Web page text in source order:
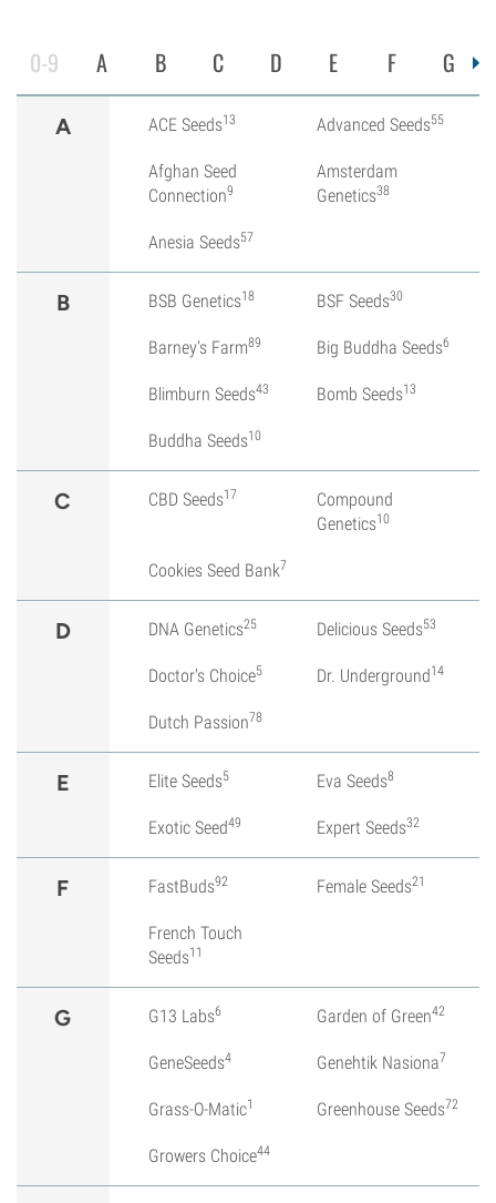
0-9 A B C D E F G
A ACE Seeds13 Advanced Seeds55
Afghan Seed
Connection9
Amsterdam
Genetics38
Anesia Seeds57
B BSB Genetics18 BSF Seeds30
Barney's Farm89 Big Buddha Seeds6
Blimburn Seeds43 Bomb Seeds13
Buddha Seeds10
C CBD Seeds17
Compound
Genetics10
Cookies Seed Bank7
D DNA Genetics25 Delicious Seeds53
Doctor's Choice5 Dr. Underground14
Dutch Passion78
E Elite Seeds5 Eva Seeds8
Exotic Seed49 Expert Seeds32
F FastBuds92 Female Seeds21
French Touch
Seeds11
G G13 Labs6 Garden of Green42
GeneSeeds4 Genehtik Nasiona7
Grass-O-Matic1 Greenhouse Seeds72
Growers Choice44